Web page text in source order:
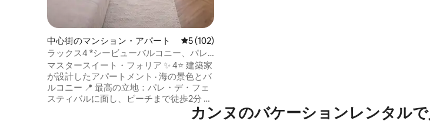
中心街のマンション・アパート レビュー102件、5つ星中5つ星の平均評価
5 (102)
ラックス4 *シービューバルコニー、パレ
＆ビーチから数歩
マスタースイート・フォリア ✨ 4⭐ 建築家
が設計したアパートメント · 海の景色とバ
ルコニー 📍 最高の立地：パレ・デ・フェ
スティバルに面し、ビーチまで徒歩2分 🛍
ショップやレストランまで1分 🛏️ 寝室1室 ·
クイーンサイズベッド1台（ホテル並みのカンヌのバケーションレンタル